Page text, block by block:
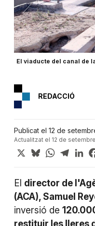
El viaducte del canal de
REDACCIÓ
Publicat el 12 de
Actualitzat el 12 de
X BlueskyWhatsApp
El director de
(ACA), Samuel
inversió de